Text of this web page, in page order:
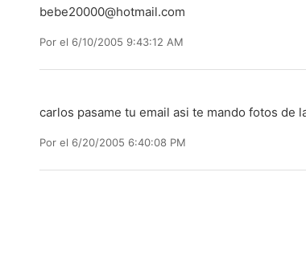
bebe20000@hotmail.com
Por el 6/10/2005 9:43:12 AM
carlos pasame tu email asi te mando fotos de
Por el 6/20/2005 6:40:08 PM